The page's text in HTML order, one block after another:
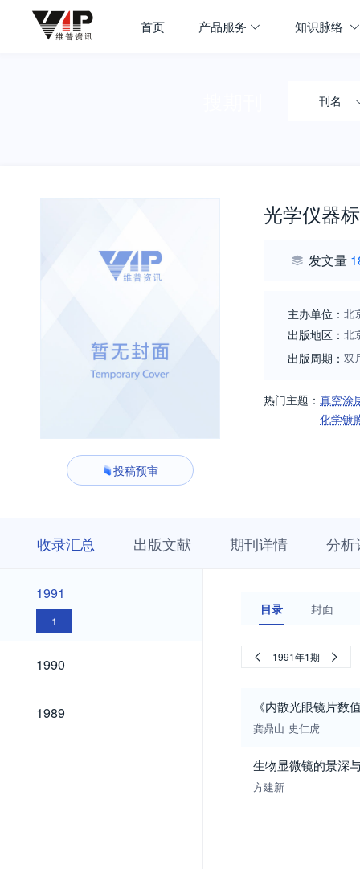
首页 产品服务 知识脉络
刊名
投稿预审
光学仪器
发文量
主办单位： 北
出版地区： 北
出版周期： 双
热门主题： 真空涂
化学镀
收录汇总 出版文献 期刊详情 分析
1991
1991
1
1990
1990
1989
1989
目录 封面
1991年1期
《内散光眼镜片数
龚鼎山 史仁虎
生物显微镜的景深
方建新